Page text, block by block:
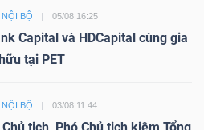
BỘ 05/08 16:25
Capital và HDCapital cùng gia
tại PET
BỘ 03/08 11:44